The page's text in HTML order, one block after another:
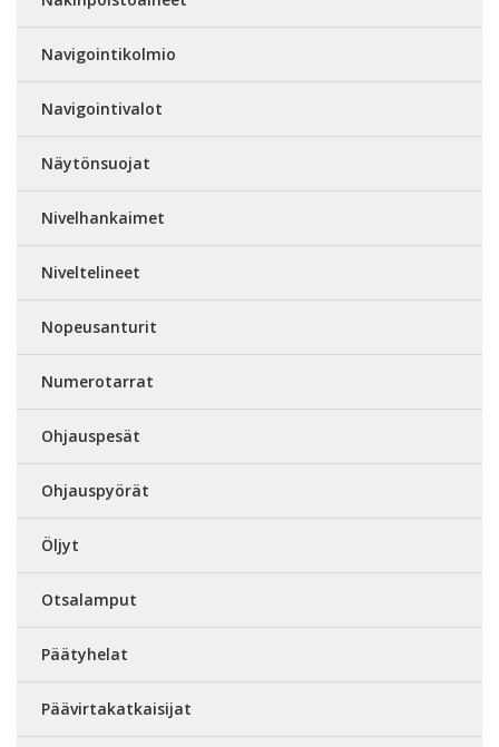
Navigointikolmio
Navigointivalot
Näytönsuojat
Nivelhankaimet
Niveltelineet
Nopeusanturit
Numerotarrat
Ohjauspesät
Ohjauspyörät
Öljyt
Otsalamput
Päätyhelat
Päävirtakatkaisijat